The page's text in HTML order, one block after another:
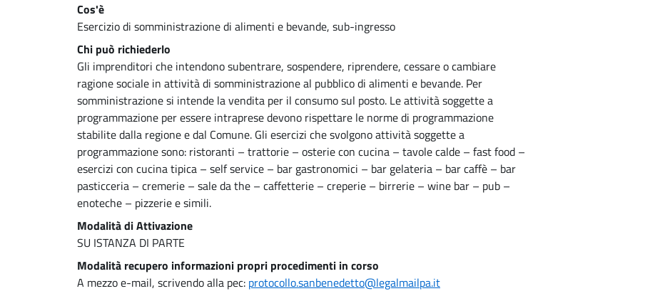
Cos'è
Esercizio di somministrazione di alimenti e bevande, sub-ingresso
Chi può richiederlo
Gli imprenditori che intendono subentrare, sospendere, riprendere, cessare o cambiare
ragione sociale in attività di somministrazione al pubblico di alimenti e bevande. Per
somministrazione si intende la vendita per il consumo sul posto. Le attività soggette a
programmazione per essere intraprese devono rispettare le norme di programmazione
stabilite dalla regione e dal Comune. Gli esercizi che svolgono attività soggette a
programmazione sono: ristoranti – trattorie – osterie con cucina – tavole calde – fast food –
esercizi con cucina tipica – self service – bar gastronomici – bar gelateria – bar caffè – bar
pasticceria – cremerie – sale da the – caffetterie – creperie – birrerie – wine bar – pub –
enoteche – pizzerie e simili.
Modalità di Attivazione
SU ISTANZA DI PARTE
Modalità recupero informazioni propri procedimenti in corso
A mezzo e-mail, scrivendo alla pec: protocollo.sanbenedetto@legalmailpa.it